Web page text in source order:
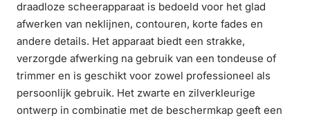
draadloze scheerapparaat is bedoeld voor het glad
afwerken van neklijnen, contouren, korte fades en
andere details. Het apparaat biedt een strakke,
verzorgde afwerking na gebruik van een tondeuse of
trimmer en is geschikt voor zowel professioneel als
persoonlijk gebruik. Het zwarte en zilverkleurige
ontwerp in combinatie met de beschermkap geeft een